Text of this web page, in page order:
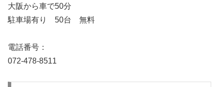
大阪から車で50分
駐車場有り 50台 無料
電話番号：
072-478-8511